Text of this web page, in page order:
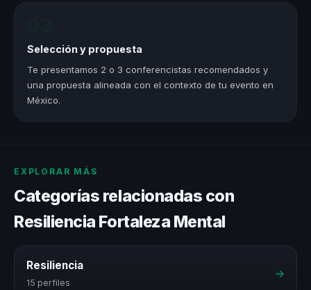
Selección y propuesta
Te presentamos 2 o 3 conferencistas recomendados y
una propuesta alineada con el contexto de tu evento en
México.
EXPLORAR MÁS
Categorías relacionadas con
Resiliencia Fortaleza Mental
Resiliencia
15 perfiles
→